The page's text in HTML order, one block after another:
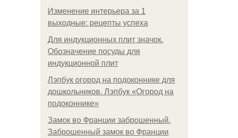
Изменение интерьера за 1
выходные: рецепты успеха
Для индукционных плит значок.
Обозначение посуды для
индукционной плит
Лэпбук огород на подоконнике для
дошкольников. Лэпбук «Огород на
подоконнике»
Замок во Франции заброшенный.
Заброшенный замок во Франции